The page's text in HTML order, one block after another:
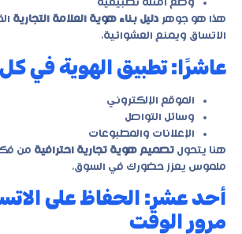
وضع أمثلة تطبيقية
هذا هو جوهر دليل بناء هوية العلامة التجارية
الاتساق ويمنع العشوائية.
عاشرًا: تطبيق الهوية في
الموقع الإلكتروني
وسائل التواصل
الإعلانات والمطبوعات
هنا يتحول تصميم هوية تجارية احترافية من
ملموس يعزز حضورك في السوق.
أحد عشر: الحفاظ على
مرور الوقت